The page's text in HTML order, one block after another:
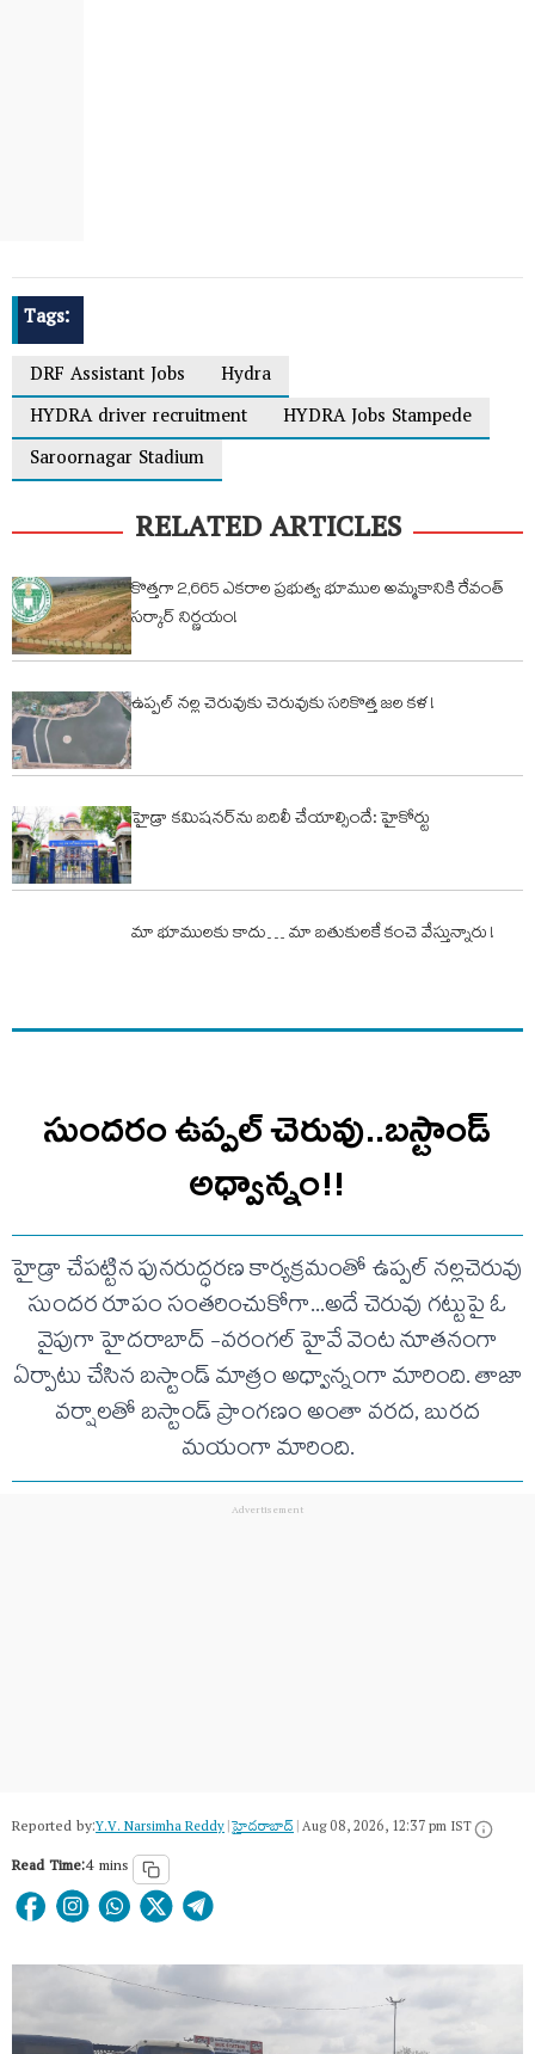
Tags:
DRF Assistant Jobs
Hydra
HYDRA driver recruitment
HYDRA Jobs Stampede
Saroornagar Stadium
RELATED ARTICLES
కొత్తగా 2,665 ఎకరాల ప్రభుత్వ భూముల అమ్మకానికి రేవంత్
సర్కార్ నిర్ణయం!
ఉప్పల్ నల్ల చెరువుకు చెరువుకు సరికొత్త జల కళ !
హైడ్రా కమిషనర్‌ను బదిలీ చేయాల్సిందే: హైకోర్టు
మా భూములకు కాదు… మా బతుకులకే కంచె వేస్తున్నారు !
సుందరం ఉప్పల్ చెరువు..బస్టాండ్
అధ్వాన్నం!!
హైడ్రా చేపట్టిన పునరుద్ధరణ కార్యక్రమంతో ఉప్పల్ నల్లచెరువు
సుందర రూపం సంతరించుకోగా...అదే చెరువు గట్టుపై ఓ
వైపుగా హైదరాబాద్ -వరంగల్ హైవే వెంట నూతనంగా
ఏర్పాటు చేసిన బస్టాండ్ మాత్రం అధ్వాన్నంగా మారింది. తాజా
వర్షాలతో బస్టాండ్ ప్రాంగణం అంతా వరద, బురద
మయంగా మారింది.
Reported by:Y.V. Narsimha Reddy|హైదరాబాద్​|Aug 08, 2026, 12:37 pm IST
Read Time:4 mins